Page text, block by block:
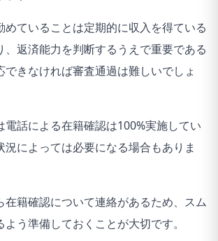
めていることは定期的に収入を得ている
、返済能力を判断するうえで重要である
できなければ審査通過は難しいでしょ
電話による在籍確認は100%実施してい
況によっては必要になる場合もありま
在籍確認について連絡があるため、スム
う準備しておくことが大切です。